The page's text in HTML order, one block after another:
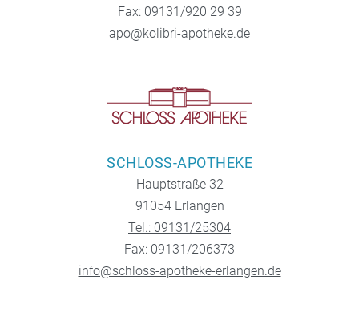
Fax: 09131/920 29 39
apo@kolibri-apotheke.de
SCHLOSS-APOTHEKE
Hauptstraße 32
91054 Erlangen
Tel.: 09131/25304
Fax: 09131/206373
info@schloss-apotheke-erlangen.de